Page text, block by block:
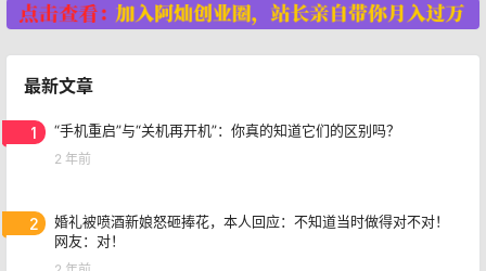
最新文章
1 “手机重启”与“关机再开机”：你真的知道它们的区别吗？
2 年前
2
婚礼被喷酒新娘怒砸捧花，本人回应：不知道当时做得对不对！
网友：对！